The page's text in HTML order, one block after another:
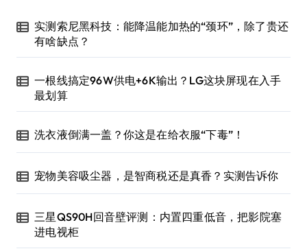
实测索尼黑科技：能降温能加热的“颈环”，除了贵还
有啥缺点？
一根线搞定96W供电+6K输出？LG这块屏现在入手
最划算
洗衣液倒满一盖？你这是在给衣服“下毒”！
宠物美容吸尘器，是智商税还是真香？实测告诉你
三星QS90H回音壁评测：内置四重低音，把影院塞
进电视柜